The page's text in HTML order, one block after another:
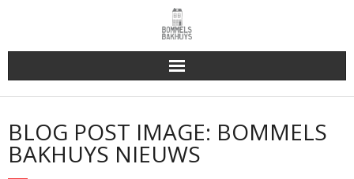
Bakhuys Buiten, verleden heden toekomst
Reserveren & Bestellen
BLOG POST IMAGE: BOMMELS
BAKHUYS NIEUWS